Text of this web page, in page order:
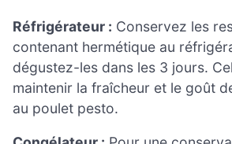
Réfrigérateur : Conservez les
contenant hermétique au
dégustez-les dans les 3 jours.
maintenir la fraîcheur et le goût
au poulet pesto.